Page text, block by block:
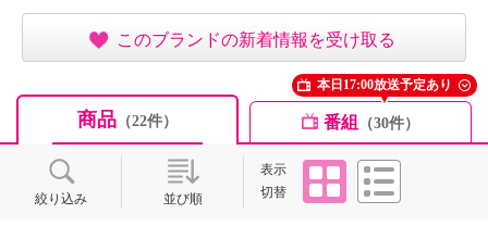
このブランドの新着情報を受け取る
商品 （22件） 番組 （30件）
本日17:00放送予定あり
絞り込み 並び順
表示
切替
タイル